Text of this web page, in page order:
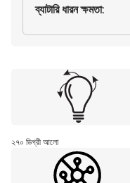
ব্যাটারি ধারন ক্ষমতা:
২৭০ ডিগ্রী আলো